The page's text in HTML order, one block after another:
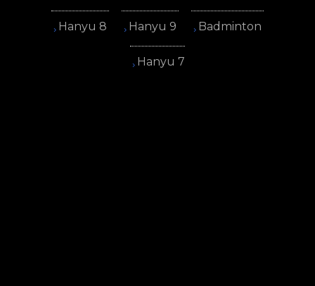
Hanyu 8 Hanyu 9 Badminton
Hanyu 7